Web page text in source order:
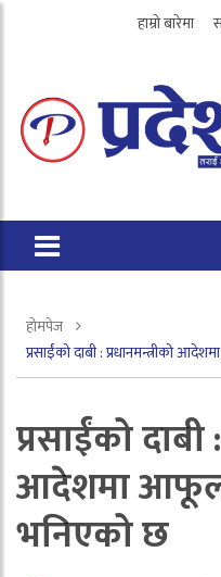
हाम्रो बारेमा
होमपेज
प्रसाईंको दाबी : प्रधानमन्त्रीको
प्रसाईंको दाबी
आदेशमा
भनिएको छ